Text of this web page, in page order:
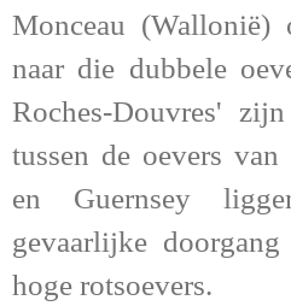
Monceau
naar die dubbele
Roches-Douvres'
tussen de oevers
en Guernsey
gevaarlijke
hoge rotsoevers.